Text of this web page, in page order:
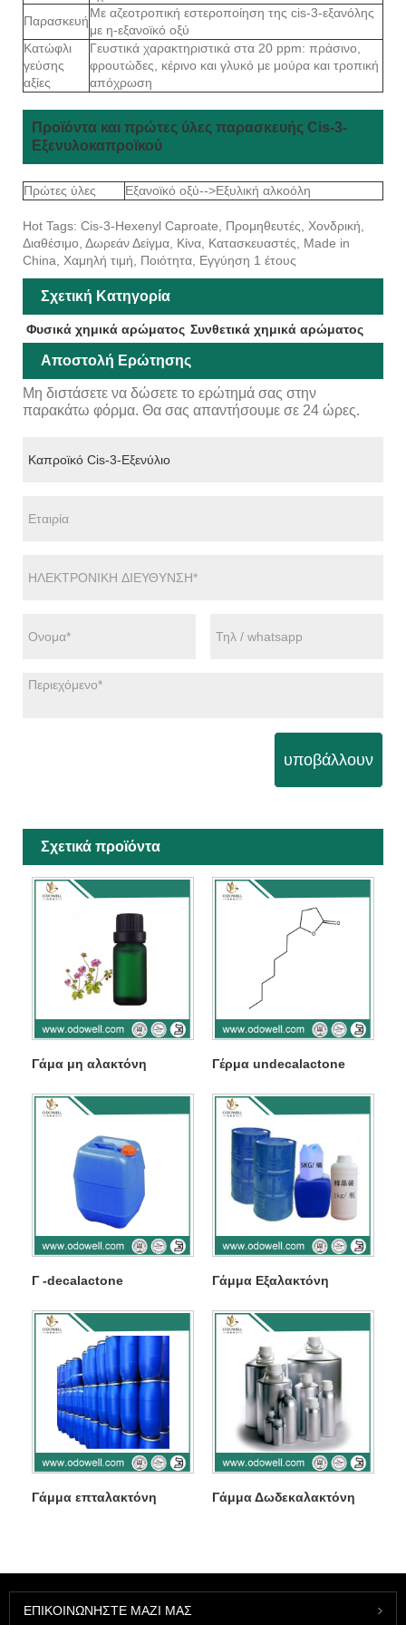
Παρασκευή
Με αζεοτροπική εστεροποίηση της cis-3-εξανόλης
με η-εξανοϊκό οξύ
Κατώφλι
γεύσης
αξίες
Γευστικά χαρακτηριστικά στα 20 ppm: πράσινο,
φρουτώδες, κέρινο και γλυκό με μούρα και τροπική
απόχρωση
Προϊόντα και πρώτες ύλες παρασκευής Cis-3-
Εξενυλοκαπροϊκού
Πρώτες ύλες Εξανοϊκό οξύ-->Εξυλική αλκοόλη
Hot Tags: Cis-3-Hexenyl Caproate, Προμηθευτές, Χονδρική,
Διαθέσιμο, Δωρεάν Δείγμα, Κίνα, Κατασκευαστές, Made in
China, Χαμηλή τιμή, Ποιότητα, Εγγύηση 1 έτους
Σχετική Κατηγορία
Φυσικά χημικά αρώματος Συνθετικά χημικά αρώματος
Αποστολή Ερώτησης
Μη διστάσετε να δώσετε το ερώτημά σας στην
παρακάτω φόρμα. Θα σας απαντήσουμε σε 24 ώρες.
υποβάλλουν
Σχετικά προϊόντα
Γάμα μη αλακτόνη Γέρμα undecalactone
Γ -decalactone Γάμμα Εξαλακτόνη
Γάμμα επταλακτόνη Γάμμα Δωδεκαλακτόνη
ΕΠΙΚΟΙΝΩΝΉΣΤΕ ΜΑΖΊ ΜΑΣ